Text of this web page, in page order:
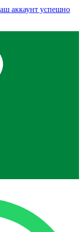
аккаунт успешно